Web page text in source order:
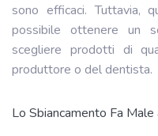
sono efficaci. Tuttavia,
possibile ottenere un
scegliere prodotti di
produttore o del dentista.
Lo Sbiancamento Fa Male